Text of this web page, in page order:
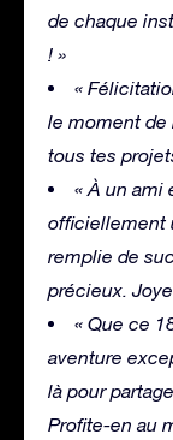
de chaque
! »
«
le moment de
tous tes
« À un ami
officiellement
remplie de
précieux.
« Que ce
aventure
là pour
Profite-en au